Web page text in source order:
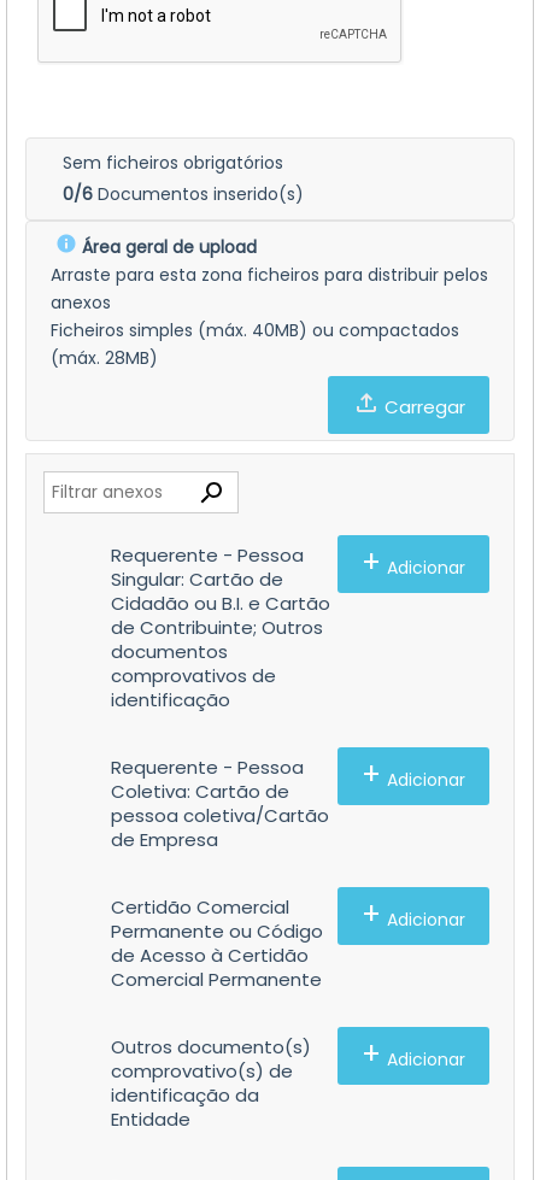
Sem ficheiros obrigatórios
0/6 Documentos inserido(s)
Área geral de upload
Arraste para esta zona ficheiros para distribuir pelos
anexos
Ficheiros simples (máx. 40MB) ou compactados
(máx. 28MB)
Carregar
Requerente - Pessoa
Singular: Cartão de
Cidadão ou B.I. e Cartão
de Contribuinte; Outros
documentos
comprovativos de
identificação
+ Adicionar
Requerente - Pessoa
Coletiva: Cartão de
pessoa coletiva/Cartão
de Empresa
+ Adicionar
Certidão Comercial
Permanente ou Código
de Acesso à Certidão
Comercial Permanente
+ Adicionar
Outros documento(s)
comprovativo(s) de
identificação da
Entidade
+ Adicionar